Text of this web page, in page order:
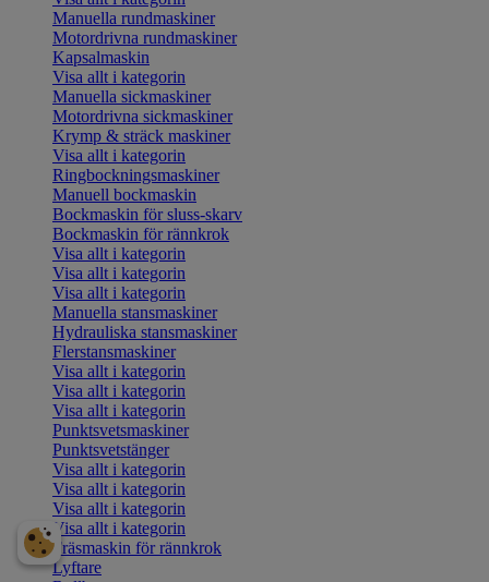
Manuella rundmaskiner
Motordrivna rundmaskiner
Kapsalmaskin
Visa allt i kategorin
Manuella sickmaskiner
Motordrivna sickmaskiner
Krymp & sträck maskiner
Visa allt i kategorin
Ringbockningsmaskiner
Manuell bockmaskin
Bockmaskin för sluss-skarv
Bockmaskin för rännkrok
Visa allt i kategorin
Visa allt i kategorin
Visa allt i kategorin
Manuella stansmaskiner
Hydrauliska stansmaskiner
Flerstansmaskiner
Visa allt i kategorin
Visa allt i kategorin
Visa allt i kategorin
Punktsvetsmaskiner
Punktsvetstänger
Visa allt i kategorin
Visa allt i kategorin
Visa allt i kategorin
Visa allt i kategorin
Fräsmaskin för rännkrok
Lyftare